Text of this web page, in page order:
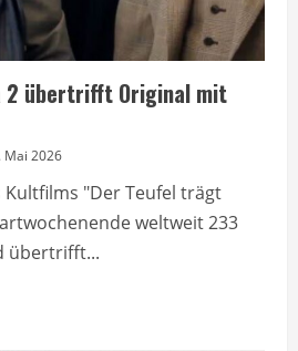
2 übertrifft Original mit
Mai 2026
Kultfilms "Der Teufel trägt
weltweit 233
übertrifft...